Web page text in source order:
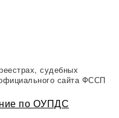
судебных
сайта ФССП
по ОУПДС